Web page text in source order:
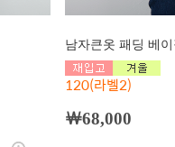
남자큰옷 패딩 베
120(라벨2)
￦68,000